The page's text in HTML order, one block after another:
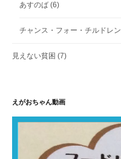
あすのば (6)
チャンス・フォー・チルドレン
見えない貧困 (7)
えがおちゃん動画
動